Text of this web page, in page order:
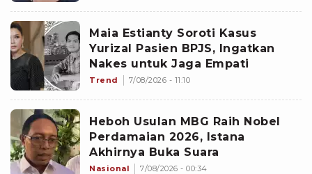
Maia Estianty Soroti Kasus
Yurizal Pasien BPJS, Ingatkan
Nakes untuk Jaga Empati
Trend 7/08/2026 - 11:10
Heboh Usulan MBG Raih Nobel
Perdamaian 2026, Istana
Akhirnya Buka Suara
Nasional 7/08/2026 - 00:34